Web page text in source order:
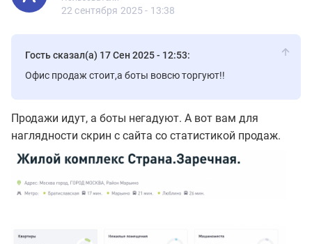
30 сообщений
22 сентября 2025 - 13:38
Гость сказал(а) 17 Сен 2025 - 12:53:
Офис продаж стоит,а боты вовсю торгуют!!
Продажи идут, а боты негадуют. А вот вам для
наглядности скрин с сайта со статистикой продаж.